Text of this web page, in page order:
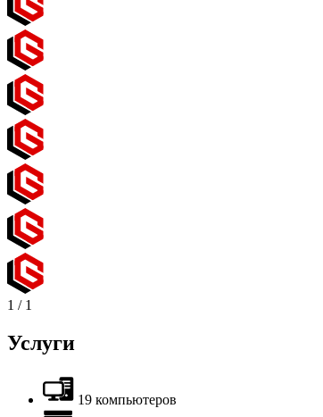
1 / 1
Услуги
19 компьютеров